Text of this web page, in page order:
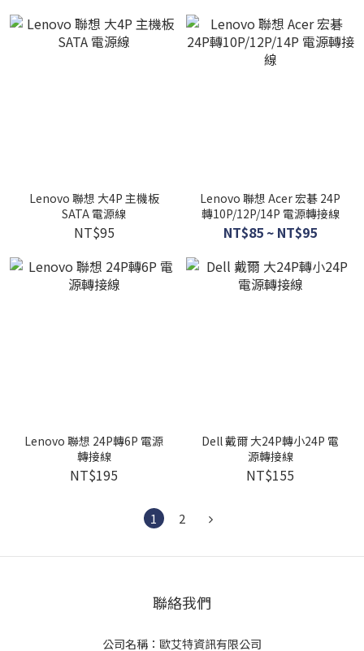
Lenovo 聯想 大4P 主機板
SATA 電源線
NT$95
Lenovo 聯想 Acer 宏碁 24P
轉10P/12P/14P 電源轉接線
NT$85 ~ NT$95
Lenovo 聯想 24P轉6P 電源
轉接線
NT$195
Dell 戴爾 大24P轉小24P 電
源轉接線
NT$155
1 2
聯絡我們
公司名稱：歐艾特資訊有限公司